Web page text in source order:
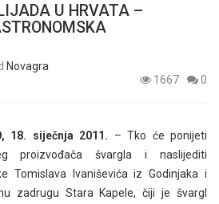
U HRVATA –
Novagra
1667
0
18. siječnja 2011. – Tko će ponijeti
proizvođača švargla i naslijediti
Tomislava Ivaniševića iz Godinjaka i
zadrugu Stara Kapele, čiji je švargl